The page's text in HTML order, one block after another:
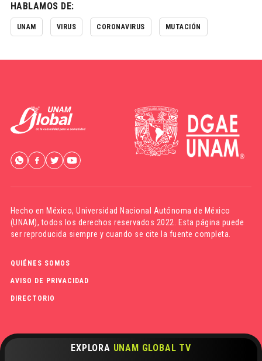
EXPLORA UNAM GLOBAL TV
HABLAMOS DE:
UNAM VIRUS CORONAVIRUS MUTACIÓN
Hecho en México,Universidad Nacional Autónoma de México
(UNAM), todos los derechos reservados 2022. Esta página puede
ser reproducida siempre y cuando se cite la fuente completa.
QUIÉNES SOMOS
AVISO DE PRIVACIDAD
DIRECTORIO